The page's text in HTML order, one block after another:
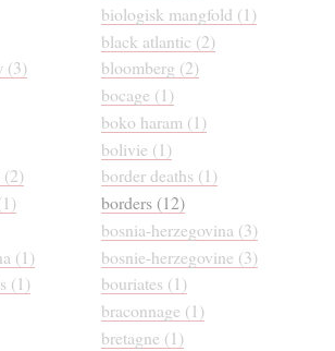
biologisk mangfold (1)
black atlantic (2)
(3)
bloomberg (2)
bocage (1)
boko haram (1)
bolivie (1)
(2)
border deaths (1)
borders (12)
bosnia-herzegovina (3)
(1)
bosnie-herzegovine (3)
(1)
bouriates (1)
braconnage (1)
bretagne (1)